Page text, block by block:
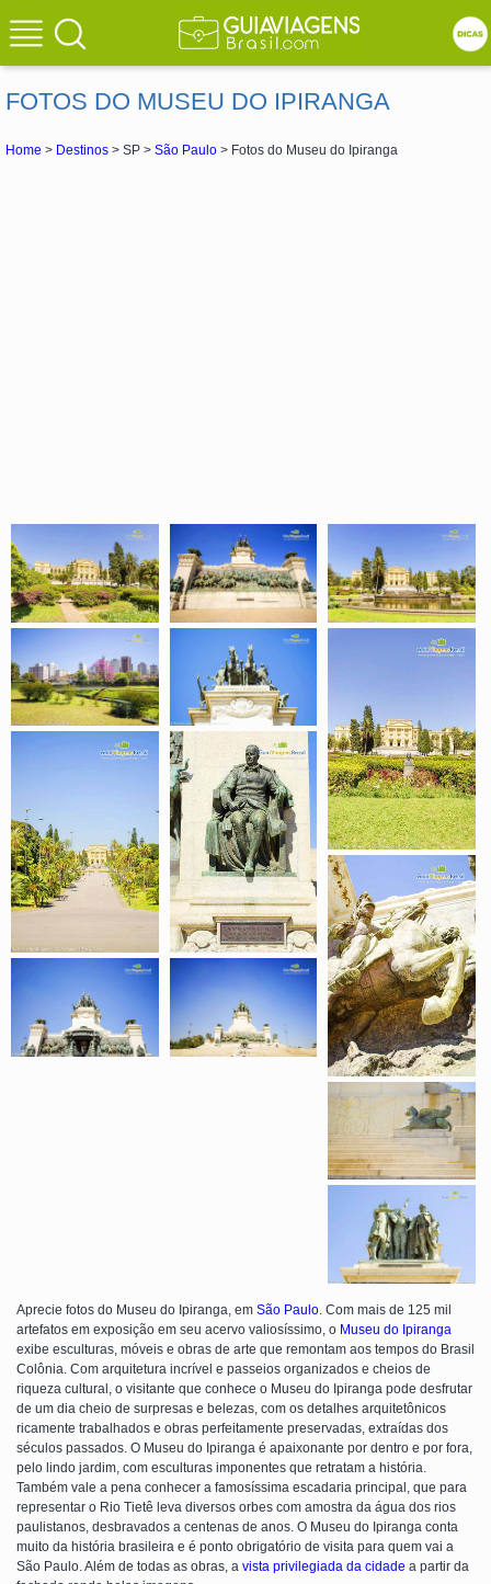
FOTOS DO MUSEU DO IPIRANGA
Home > Destinos > SP > São Paulo > Fotos do Museu do Ipiranga
Aprecie fotos do Museu do Ipiranga, em São Paulo. Com mais de 125 mil
artefatos em exposição em seu acervo valiosíssimo, o Museu do Ipiranga
exibe esculturas, móveis e obras de arte que remontam aos tempos do Brasil
Colônia. Com arquitetura incrível e passeios organizados e cheios de
riqueza cultural, o visitante que conhece o Museu do Ipiranga pode desfrutar
de um dia cheio de surpresas e belezas, com os detalhes arquitetônicos
ricamente trabalhados e obras perfeitamente preservadas, extraídas dos
séculos passados. O Museu do Ipiranga é apaixonante por dentro e por fora,
pelo lindo jardim, com esculturas imponentes que retratam a história.
Também vale a pena conhecer a famosíssima escadaria principal, que para
representar o Rio Tietê leva diversos orbes com amostra da água dos rios
paulistanos, desbravados a centenas de anos. O Museu do Ipiranga conta
muito da história brasileira e é ponto obrigatório de visita para quem vai a
São Paulo. Além de todas as obras, a vista privilegiada da cidade a partir da